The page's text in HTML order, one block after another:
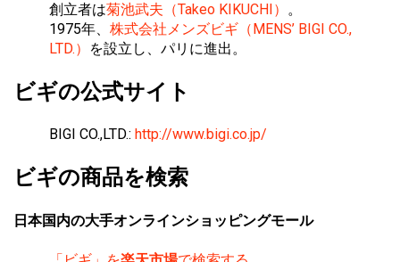
創立者は菊池武夫（Takeo KIKUCHI） 。
1975年、 株式会社メンズビギ（MENS’ BIGI CO.,
LTD.）
を設立し、パリに進出。
ビギの公式サイト
BIGI CO.,LTD.: http://www.bigi.co.jp/
ビギの商品を検索
日本国内の大手オンラインショッピングモール